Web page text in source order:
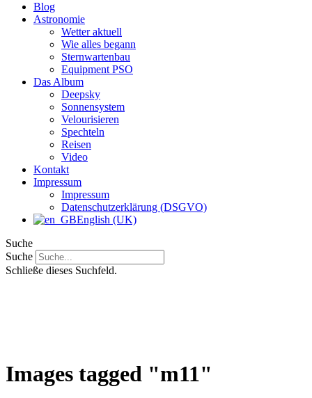
Blog
Astronomie
Wetter aktuell
Wie alles begann
Sternwartenbau
Equipment PSO
Das Album
Deepsky
Sonnensystem
Velourisieren
Spechteln
Reisen
Video
Kontakt
Impressum
Impressum
Datenschutzerklärung (DSGVO)
English (UK)
Suche
Suche
Schließe dieses Suchfeld.
Images tagged "m11"